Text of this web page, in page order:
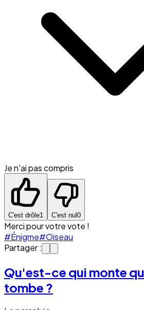
Je n'ai pas compris
C'est drôle1 C'est nul 0
Merci pour votre vote !
#Énigme#Oiseau
Partager :
Qu'est-ce qui monte
tombe ?